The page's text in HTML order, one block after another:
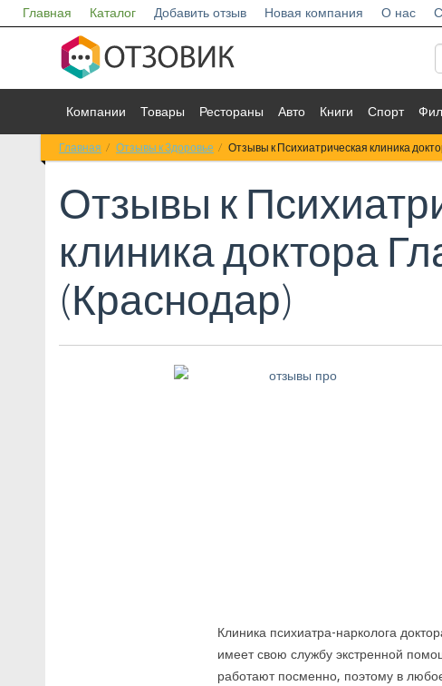
Главная Каталог Добавить отзыв Новая компания О нас
Компании Товары Рестораны Авто Книги Спорт
Главная Отзывы к Здоровье Отзывы к Психиатрическая клиника
Отзывы к
клиника доктора
(Краснодар)
Клиника психиатра-нарколога
имеет свою службу экстренной
работают посменно, поэтому в